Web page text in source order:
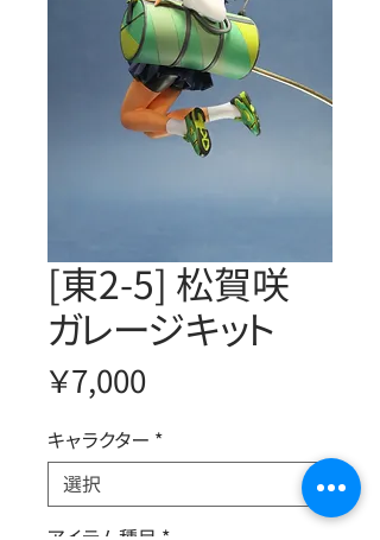
[東2-5] 松賀咲
ガレージキット
￥7,000価
キャラクター *